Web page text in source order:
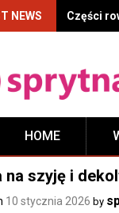
NEWS Części
HOME
na szyję i
10 stycznia 2026 by